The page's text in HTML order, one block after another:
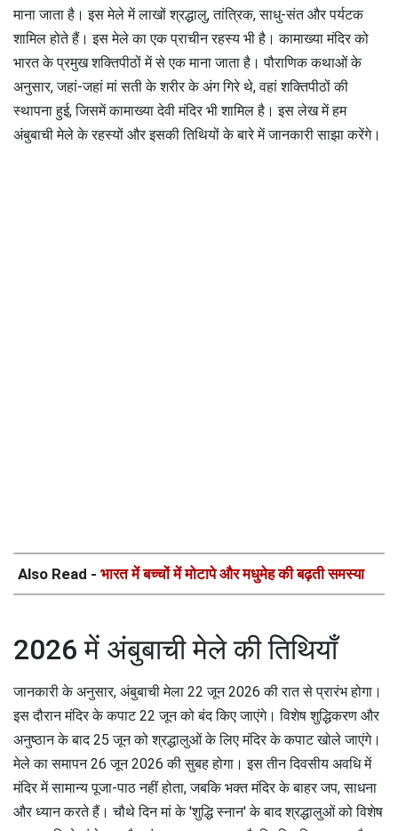
माना जाता है। इस मेले में लाखों श्रद्धालु, तांत्रिक, साधु-संत और पर्यटक
शामिल होते हैं। इस मेले का एक प्राचीन रहस्य भी है। कामाख्या मंदिर को
भारत के प्रमुख शक्तिपीठों में से एक माना जाता है। पौराणिक कथाओं के
अनुसार, जहां-जहां मां सती के शरीर के अंग गिरे थे, वहां शक्तिपीठों की
स्थापना हुई, जिसमें कामाख्या देवी मंदिर भी शामिल है। इस लेख में हम
अंबुबाची मेले के रहस्यों और इसकी तिथियों के बारे में जानकारी साझा करेंगे।
Also Read - भारत में बच्चों में मोटापे और मधुमेह की बढ़ती समस्या
2026 में अंबुबाची मेले की तिथियाँ
जानकारी के अनुसार, अंबुबाची मेला 22 जून 2026 की रात से प्रारंभ होगा।
इस दौरान मंदिर के कपाट 22 जून को बंद किए जाएंगे। विशेष शुद्धिकरण और
अनुष्ठान के बाद 25 जून को श्रद्धालुओं के लिए मंदिर के कपाट खोले जाएंगे।
मेले का समापन 26 जून 2026 की सुबह होगा। इस तीन दिवसीय अवधि में
मंदिर में सामान्य पूजा-पाठ नहीं होता, जबकि भक्त मंदिर के बाहर जप, साधना
और ध्यान करते हैं। चौथे दिन मां के 'शुद्धि स्नान' के बाद श्रद्धालुओं को विशेष